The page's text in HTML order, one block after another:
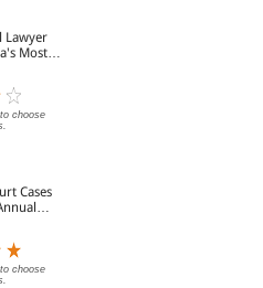
Lawyer
Most
| News
Cases
choose
Cases
choose